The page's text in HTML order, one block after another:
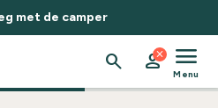
camper
search person
close menu
Menu